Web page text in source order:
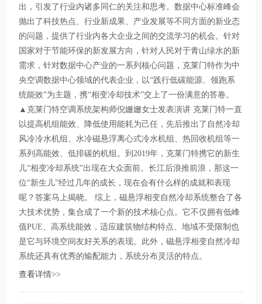
出，引发了行业内诸多同仁的关注和思考。数据中心标准峰会
抛出了科技热点、行业新成果、产业发展等不同方面的新业态
的问题，提供了行业内各大企业之间的交流学习的机会。针对
国家对于节能环保的新发展方向，针对人民对于青山绿水的新
需求，针对数据中心产业的一系列核心问题，克莱门特作为中
央空调数据中心领域的代表企业，以“践行低碳能源、领跑系
统能效”为主题，携“相变冷却技术”交上了一份满意的答卷。
▲克莱门特空调系统架构师倪姗姗女士发表演讲 克莱门特一直
以提高机组能效、降低使用能耗为己任，先后推出了自然冷却
风冷冷水机组、水冷磁悬浮离心式冷水机组、热回收机组等一
系列高能效、低排碳的机组。到2019年，克莱门特携它的新生
儿“相变冷却系统”出现在大众面前。长江后浪推前浪，那这一
位“新生儿”经过几年的成长，现在会有什么样的成就和表现
呢？答案马上揭晓。 综上，磁悬浮相变自然冷却系统整合了各
大技术优势，集合成了一个新的技术核心点。它不仅拥有低峰
值PUE、高系统能效，适应建筑物结构特点、地域不受限制也
是它与环境空间友好关系的表现。此外，磁悬浮相变自然冷却
系统还具有优秀的输配能力，系统分布灵活的特点。
查看详情>>